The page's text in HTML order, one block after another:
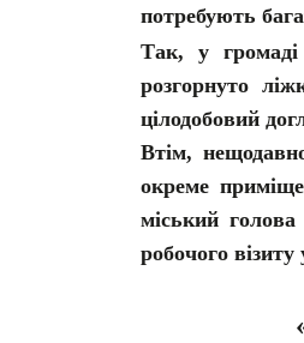
потребують
Так, у
розгорнуто
цілодобовий
Втім,
окреме
міський
робочого